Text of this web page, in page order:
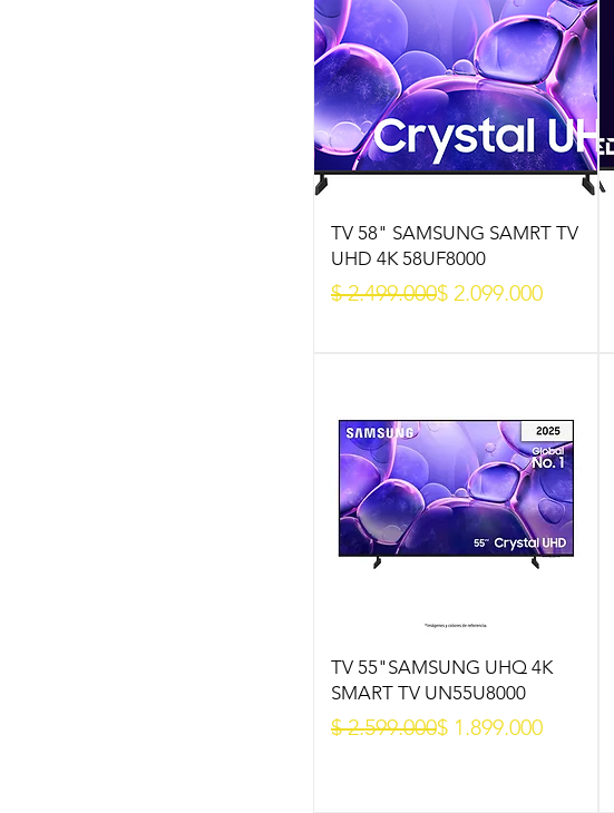
TV 58" SAMSUNG SAMRT TV
UHD 4K 58UF8000
Precio
$ 2.499.000
Precio de oferta$ 2.099.000
TV 55"SAMSUNG UHQ 4K
SMART TV UN55U8000
Precio
$ 2.599.000
Precio de oferta$ 1.899.000